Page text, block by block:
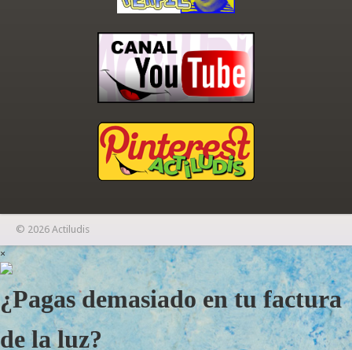
© 2026 Actiludis
×
¿Pagas demasiado en tu factura
de la luz?